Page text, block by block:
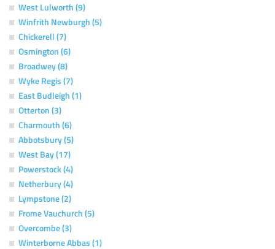
West Lulworth (9)
Winfrith Newburgh (5)
Chickerell (7)
Osmington (6)
Broadwey (8)
Wyke Regis (7)
East Budleigh (1)
Otterton (3)
Charmouth (6)
Abbotsbury (5)
West Bay (17)
Powerstock (4)
Netherbury (4)
Lympstone (2)
Frome Vauchurch (5)
Overcombe (3)
Winterborne Abbas (1)